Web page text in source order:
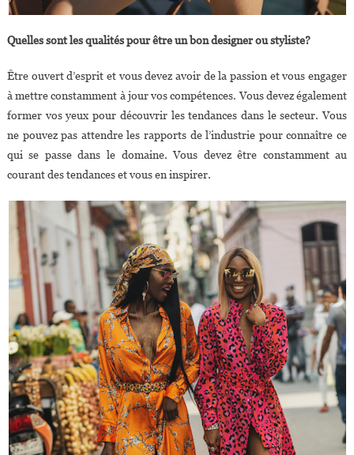
Quelles sont les qualités pour être un bon designer ou styliste?
Être ouvert d’esprit et vous devez avoir de la passion et vous engager
à mettre constamment à jour vos compétences. Vous devez également
former vos yeux pour découvrir les tendances dans le secteur. Vous
ne pouvez pas attendre les rapports de l’industrie pour connaître ce
qui se passe dans le domaine. Vous devez être constamment au
courant des tendances et vous en inspirer.